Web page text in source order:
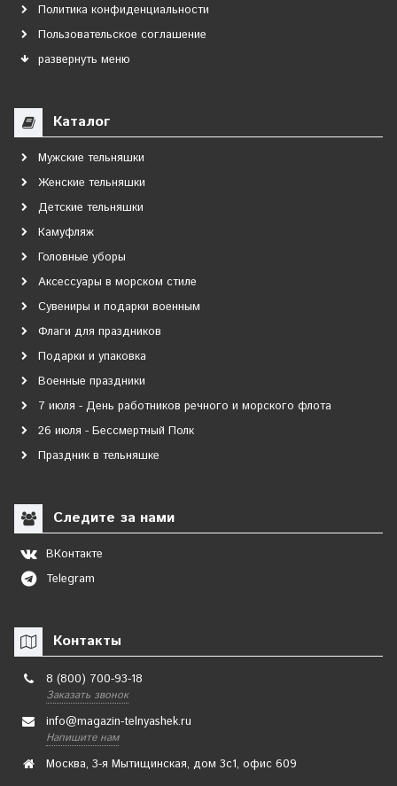
Политика конфиденциальности
Пользовательское соглашение
развернуть меню
Каталог
Мужские тельняшки
Женские тельняшки
Детские тельняшки
Камуфляж
Головные уборы
Аксессуары в морском стиле
Сувениры и подарки военным
Флаги для праздников
Подарки и упаковка
Военные праздники
7 июля - День работников речного и морского флота
26 июля - Бессмертный Полк
Праздник в тельняшке
Следите за нами
ВКонтакте
Telegram
Контакты
8 (800) 700-93-18
Заказать звонок
info@magazin-telnyashek.ru
Напишите нам
Москва, 3-я Мытищинская, дом 3с1, офис 609